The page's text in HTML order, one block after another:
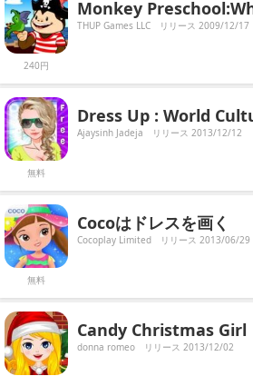
240円
Monkey
THUP Games LLC リリース 2009/12/17
無料
Dress Up : World
Ajaysinh Jadeja リリース 2013/12/12
無料
Cocoはドレスを画く
Cocoplay Limited リリース 2013/06/29
Candy Christmas Girl
donna romeo リリース 2013/12/02